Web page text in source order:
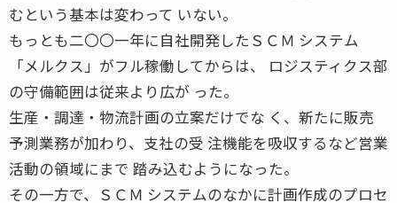
むという基本は変わって いない。
もっとも二〇〇一年に自社開発したＳＣＭ システム
「メルクス」がフル稼働してからは、 ロジスティクス部
の守備範囲は従来より広が った。
生産・調達・物流計画の立案だけでな く、新たに販売
予測業務が加わり、支社の受 注機能を吸収するなど営業
活動の領域にまで 踏み込むようになった。
その一方で、ＳＣＭ システムのなかに計画作成のプロセ